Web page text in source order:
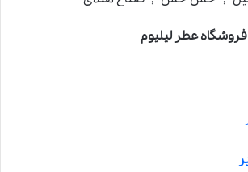
فروشگاه عطر لیلیوم